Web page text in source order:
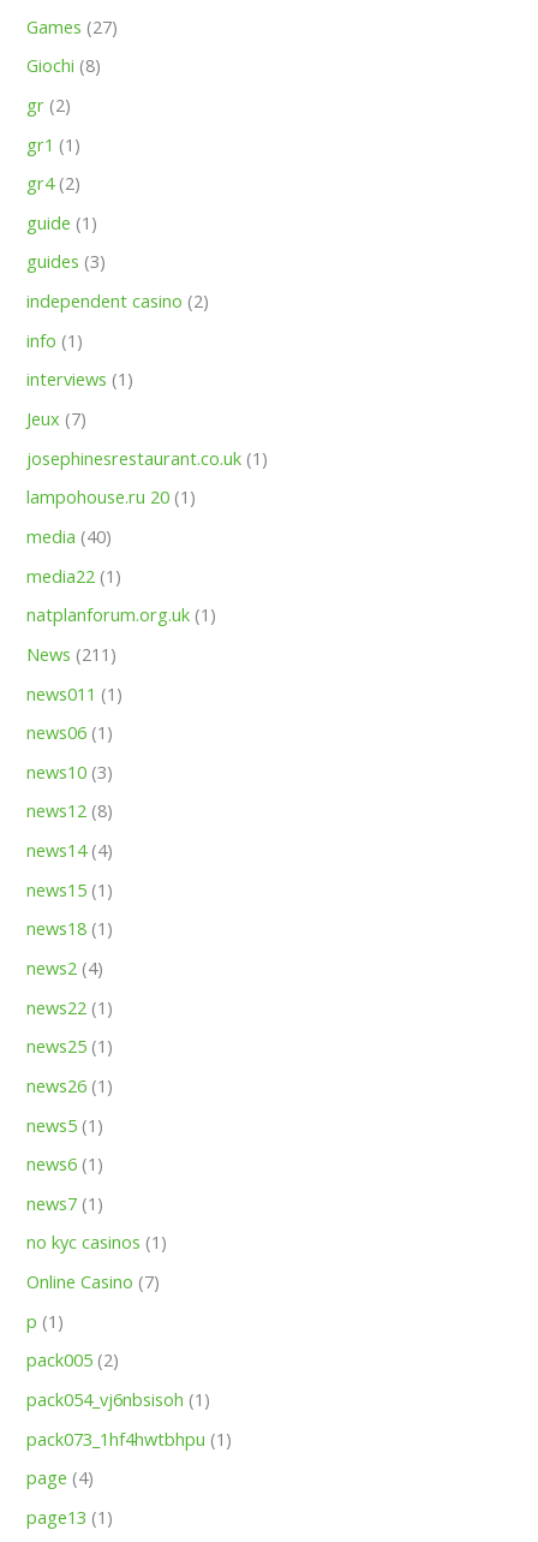
Games (27)
Giochi (8)
gr (2)
gr1 (1)
gr4(2)
guide (1)
guides (3)
independent casino (2)
info (1)
interviews (1)
Jeux (7)
josephinesrestaurant.co.uk (1)
lampohouse.ru 20 (1)
media (40)
media22 (1)
natplanforum.org.uk (1)
News (211)
news011 (1)
news06 (1)
news10 (3)
news12 (8)
news14(4)
news15 (1)
news18 (1)
news2 (4)
news22 (1)
news25 (1)
news26 (1)
news5 (1)
news6 (1)
news7 (1)
no kyc casinos (1)
Online Casino (7)
p (1)
pack005 (2)
pack054_vj6nbsisoh (1)
pack073_1hf4hwtbhpu (1)
page (4)
page13 (1)